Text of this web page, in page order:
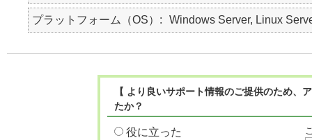
プラットフォーム（OS） Windows Server, Linux
【 より良いサポート情報のご提供のため
たか？
役に立った